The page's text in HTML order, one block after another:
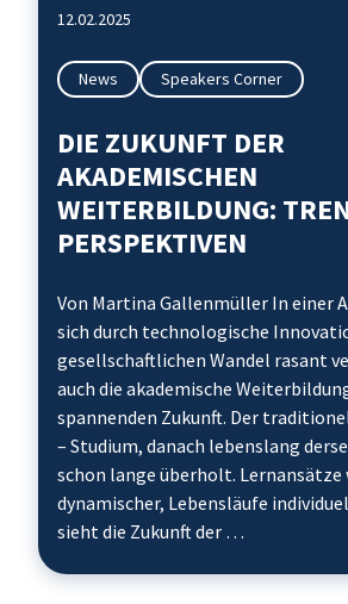
12.02.2025
News Speakers Corner
DIE ZUKUNFT DER
AKADEMISCHEN
WEITERBILDUNG:
PERSPEKTIVEN
Von Martina Gallenmüller In einer
sich durch technologische
gesellschaftlichen Wandel rasant
auch die akademische
spannenden Zukunft. Der
– Studium, danach lebenslang
schon lange überholt. Lernansätze
dynamischer, Lebensläufe
sieht die Zukunft der …